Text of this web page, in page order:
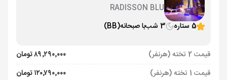
RADISSON BLU
5 ستاره
3 شب با صبحانه(BB)
قیمت 2 تخته (هرنفر)
۸۹٬۲۹۰٬۰۰۰ تومان
قیمت 1 تخته (هرنفر)
۱۲۰٬۷۹۰٬۰۰۰ تومان